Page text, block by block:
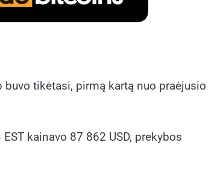
tikėtasi, pirmą kartą nuo praėjusio
kainavo 87 862 USD, prekybos